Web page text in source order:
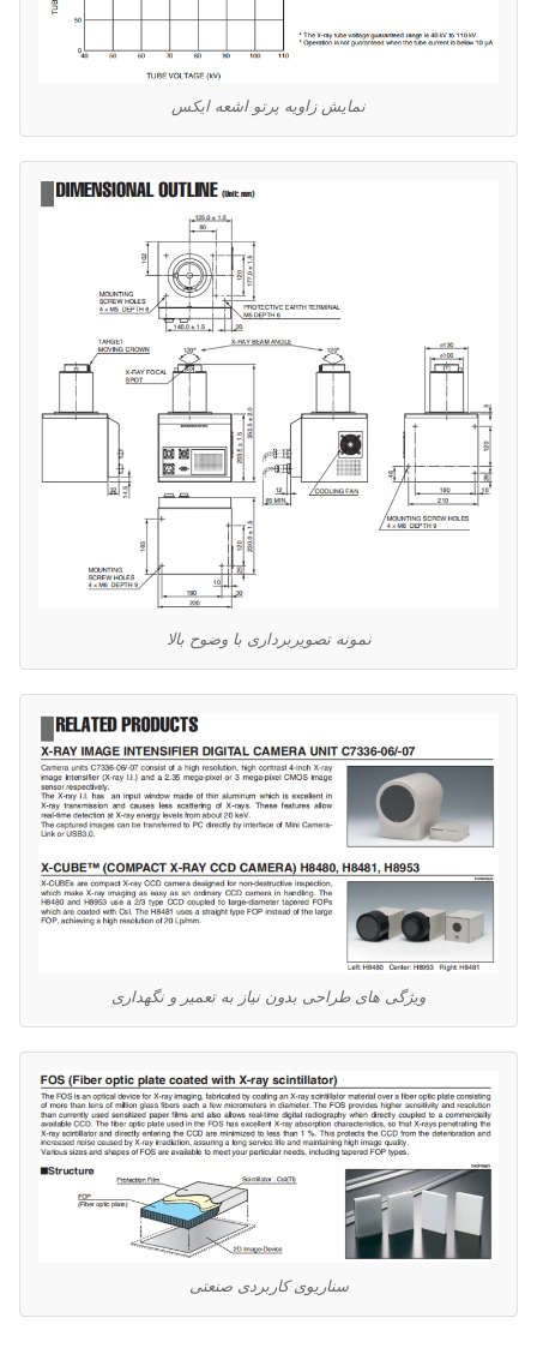
نمایش زاویه پرتو اشعه ایکس
نمونه تصویربرداری با وضوح بالا
ویژگی های طراحی بدون نیاز به تعمیر و نگهداری
سناریوی کاربردی صنعتی